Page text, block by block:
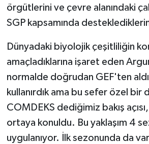
örgütlerini ve çevre alanındaki
SGP kapsamında
Dünyadaki biyolojik çeşitliliğin
amaçladıklarına işaret eden
normalde doğrudan GEF'ten
kullanırdık ama bu sefer özel bir
COMDEKS dediğimiz bakış
ortaya konuldu. Bu yaklaşım 4
uygulanıyor. İlk sezonunda da